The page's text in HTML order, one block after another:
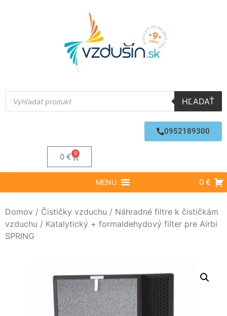
HĽADAŤ
0952189300
0€ 0
MENU 0 €
Domov / Čističky vzduchu / Náhradné filtre k čističkám
vzduchu / Katalytický + formaldehydový filter pre Airbi
SPRING